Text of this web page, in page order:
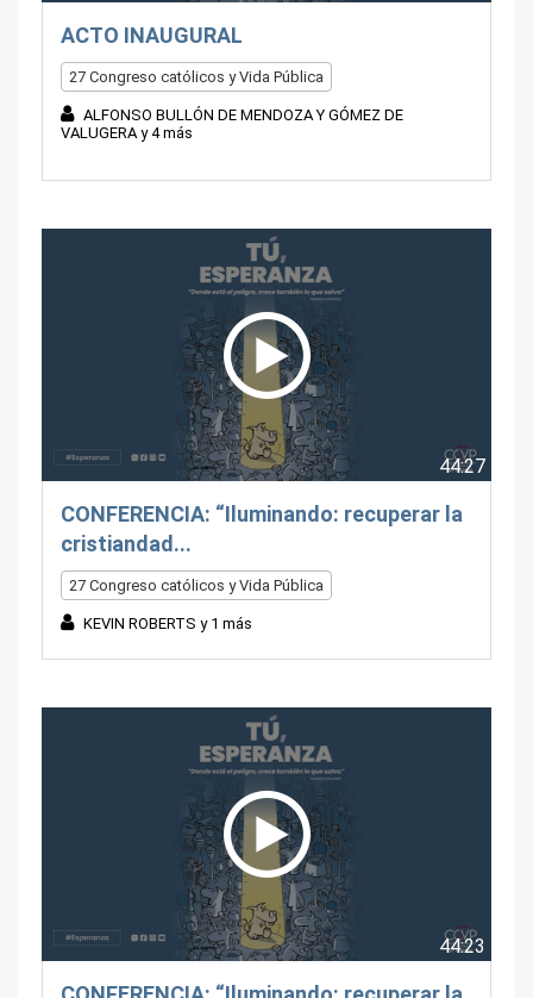
ACTO INAUGURAL
27 Congreso católicos y Vida Pública
ALFONSO BULLÓN DE MENDOZA Y GÓMEZ DE
VALUGERA y 4 más
44:27
CONFERENCIA: “Iluminando: recuperar la
cristiandad...
27 Congreso católicos y Vida Pública
KEVIN ROBERTS y 1 más
44:23